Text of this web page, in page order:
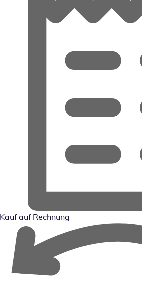
Kauf auf Rechnung